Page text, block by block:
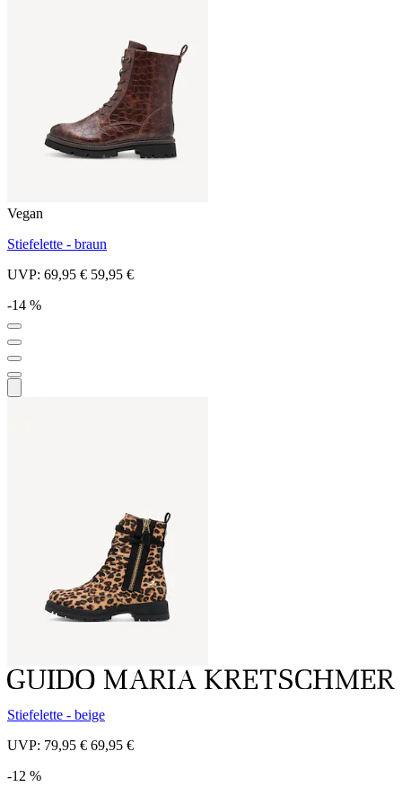
Vegan
Stiefelette - braun
UVP: 69,95 € 59,95 €
-14 %
Stiefelette - beige
UVP: 79,95 € 69,95 €
-12 %